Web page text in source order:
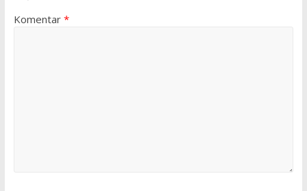
Komentar *